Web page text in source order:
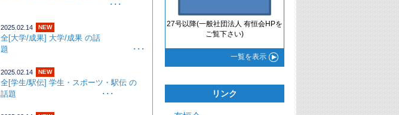
･･･
2025.02.14 NEW
全[大学/成果] 大学/成果 の話
題 ･･･
2025.02.14 NEW
全[学生/駅伝] 学生・スポーツ・駅伝 の
話題 ･･･
27号以降(一般社団法人 有恒会HPを
ご覧下さい)
一覧を表示
リンク